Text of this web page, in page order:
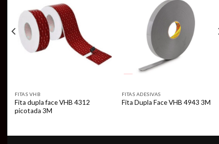
FITAS VHB
Fita dupla face VHB 4312
picotada 3M
wishlist
FITAS ADESIVAS
Fita Dupla Face VHB 4943 3M